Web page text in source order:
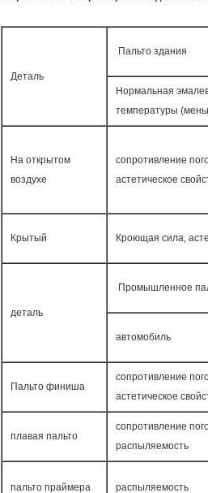
Деталь
Пальто здания
Нормальная
температуры
На открытом
воздухе
сопротивление
астетическое
Крытый Кроющая сила,
деталь
Промышленное
автомобиль
Пальто финиша
сопротивление
астетическое
плавая пальто
сопротивление
распыляемость
пальто праймера распыляемость